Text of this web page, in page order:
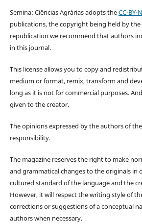
Semina: Ciências Agrárias adopts theCC-BY-
publications, the copyright being held by the
republication we recommend that authors
in this journal.
This license allows you to copy and
medium or format, remix, transform and
long as it is not for commercial purposes.
given to the creator.
The opinions expressed by the authors of
responsibility.
The magazine reserves the right to make
and grammatical changes to the originals in
cultured standard of the language and the
However, it will respect the writing style of
corrections or suggestions of a conceptual
authors when necessary.